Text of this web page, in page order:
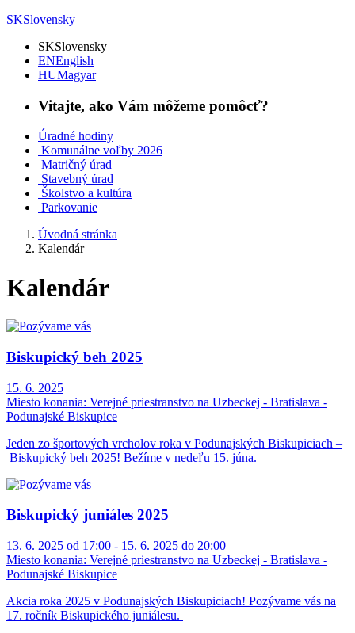
SKSlovensky
SKSlovensky
ENEnglish
HUMagyar
Vitajte, ako Vám môžeme pomôcť?
Úradné hodiny
Komunálne voľby 2026
Matričný úrad
Stavebný úrad
Školstvo a kultúra
Parkovanie
Úvodná stránka
Kalendár
Kalendár
Biskupický beh 2025
15. 6. 2025
Miesto konania: Verejné priestranstvo na Uzbeckej - Bratislava -
Podunajské Biskupice
Jeden zo športových vrcholov roka v Podunajských Biskupiciach –
Biskupický beh 2025! Bežíme v nedeľu 15. júna.
Biskupický juniáles 2025
13. 6. 2025 od 17:00 - 15. 6. 2025 do 20:00
Miesto konania: Verejné priestranstvo na Uzbeckej - Bratislava -
Podunajské Biskupice
Akcia roka 2025 v Podunajských Biskupiciach! Pozývame vás na
17. ročník Biskupického juniálesu.